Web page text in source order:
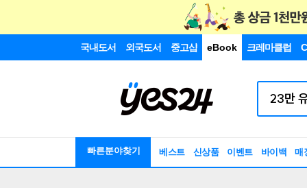
국내도서 외국도서 중고샵 eBook 크레마클럽
빠른분야찾기 베스트 신상품 이벤트 바이백 매